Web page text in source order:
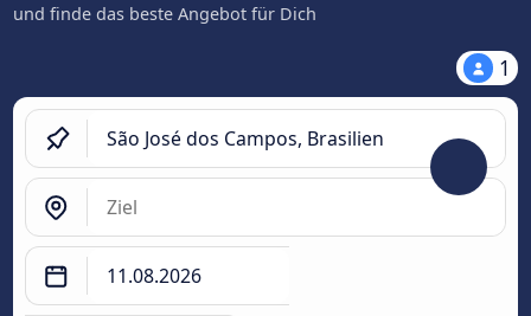
und finde das beste Angebot für Dich
1